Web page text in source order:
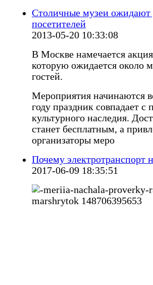
Столичные музеи
посетителей
2013-05-20 10:33:08
В Москве намечается
которую ожидается около
гостей.
Мероприятия начинаются
году праздник совпадает
культурного наследия.
станет бесплатным, а
организаторы меро
Почему электротранспорт
2017-06-09 18:35:51